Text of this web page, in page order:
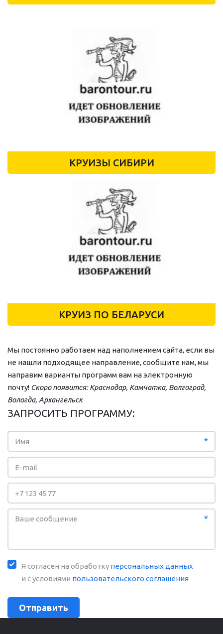
КРУИЗЫ СИБИРИ
КРУИЗ ПО БЕЛАРУСИ
Мы постоянно работаем над наполнением сайта, если вы
не нашли подходящее направление, сообщите нам, мы
направим варианты программ вам на электронную
почту! Скоро появится: Краснодар, Камчатка, Волгоград,
Вологда, Архангельск
ЗАПРОСИТЬ ПРОГРАММУ:
*
*
Я согласен на обработку персональных данных
и с условиями пользовательского соглашения
Отправить